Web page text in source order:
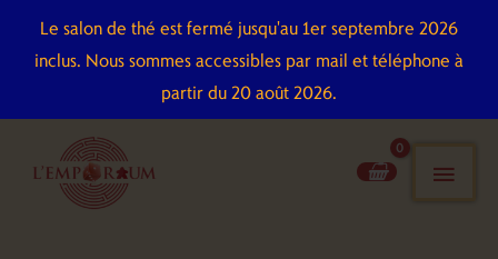
Le salon de thé est fermé jusqu'au 1er septembre 2026
inclus. Nous sommes accessibles par mail et téléphone à
partir du 20 août 2026.
contenu